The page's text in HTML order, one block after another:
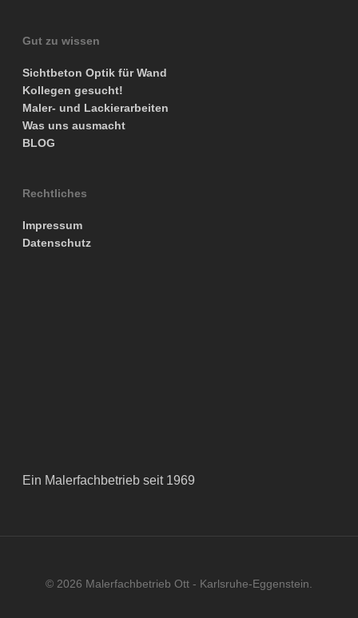
Gut zu wissen
Sichtbeton Optik für Wand
Kollegen gesucht!
Maler- und Lackierarbeiten
Was uns ausmacht
BLOG
Rechtliches
Impressum
Datenschutz
Ein Malerfachbetrieb seit 1969
© 2026 Malerfachbetrieb Ott - Karlsruhe-Eggenstein.